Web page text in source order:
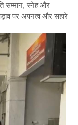
सम्मान, स्नेह और
पर अपनत्व और सहारे